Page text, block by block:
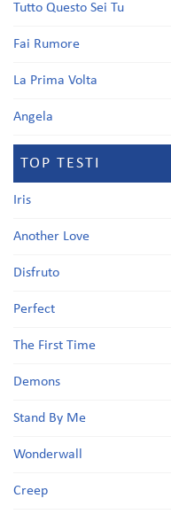
Tutto Questo Sei Tu
Fai Rumore
La Prima Volta
Angela
TOP TESTI
Iris
Another Love
Disfruto
Perfect
The First Time
Demons
Stand By Me
Wonderwall
Creep